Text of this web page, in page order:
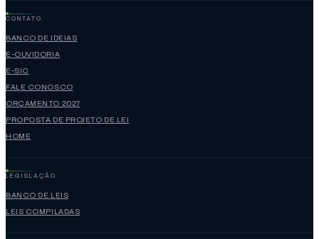
CONTATO
BANCO DE IDEIAS
E-OUVIDORIA
E-SIC
FALE CONOSCO
ORÇAMENTO 2027
PROPOSTA DE PROJETO DE LEI
HOME
LEGISLAÇÃO
BANCO DE LEIS
LEIS COMPILADAS